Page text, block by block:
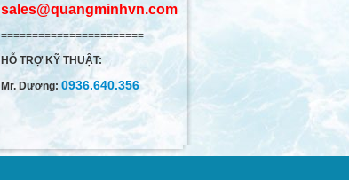
sales@quangminhvn.com
=======================
HỖ TRỢ KỸ THUẬT:
Mr. Dương: 0936.640.356